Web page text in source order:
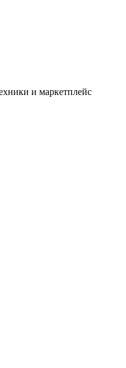
и маркетплейс